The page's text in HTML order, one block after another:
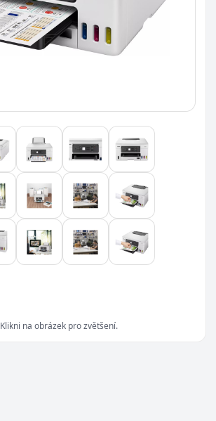
Klikni na obrázek pro zvětšení.